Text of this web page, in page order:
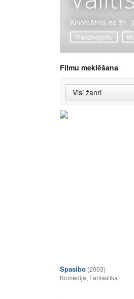
Kinoteātros no 31.
Piedzīvojumu
Filmu meklēšana
Spasibo (2003)
Komēdija, Fantastika